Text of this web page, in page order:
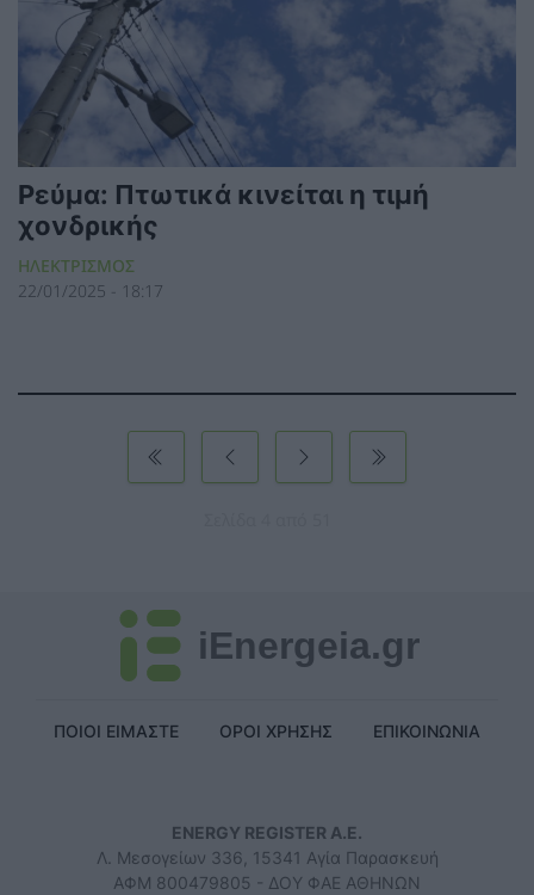
Ρεύμα: Πτωτικά κινείται η τιμή
χονδρικής
ΗΛΕΚΤΡΙΣΜΟΣ
22/01/2025 - 18:17
iEnergeia.gr
ΠΟΙΟΙ ΕΙΜΑΣΤΕ ΟΡΟΙ ΧΡΗΣΗΣ ΕΠΙΚΟΙΝΩΝΙΑ
ENERGY REGISTER Α.Ε.
Λ. Μεσογείων 336, 15341 Αγία Παρασκευή
ΑΦΜ 800479805 - ΔΟΥ ΦΑΕ ΑΘΗΝΩΝ